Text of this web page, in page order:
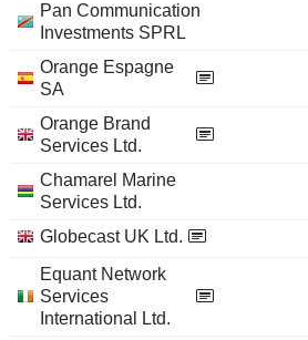
Pan Communication
Investments SPRL
Orange Espagne
SA
Orange Brand
Services Ltd.
Chamarel Marine
Services Ltd.
Globecast UK Ltd.
Equant Network
Services
International Ltd.